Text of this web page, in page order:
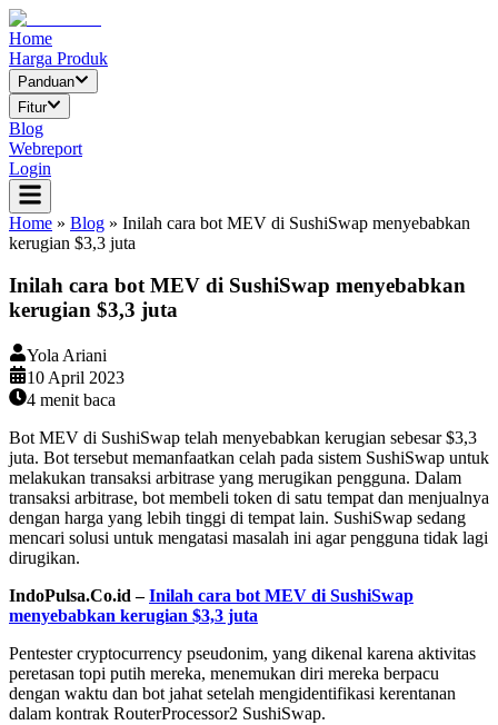
Home
Harga Produk
Panduan
Fitur
Blog
Webreport
Login
Home » Blog » Inilah cara bot MEV di SushiSwap menyebabkan
kerugian $3,3 juta
Inilah cara bot MEV di SushiSwap menyebabkan
kerugian $3,3 juta
Yola Ariani
10 April 2023
4 menit baca
Bot MEV di SushiSwap telah menyebabkan kerugian sebesar $3,3
juta. Bot tersebut memanfaatkan celah pada sistem SushiSwap untuk
melakukan transaksi arbitrase yang merugikan pengguna. Dalam
transaksi arbitrase, bot membeli token di satu tempat dan menjualnya
dengan harga yang lebih tinggi di tempat lain. SushiSwap sedang
mencari solusi untuk mengatasi masalah ini agar pengguna tidak lagi
dirugikan.
IndoPulsa.Co.id –Inilah cara bot MEV di SushiSwap
menyebabkan kerugian $3,3 juta
Pentester cryptocurrency pseudonim, yang dikenal karena aktivitas
peretasan topi putih mereka, menemukan diri mereka berpacu
dengan waktu dan bot jahat setelah mengidentifikasi kerentanan
dalam kontrak RouterProcessor2 SushiSwap.